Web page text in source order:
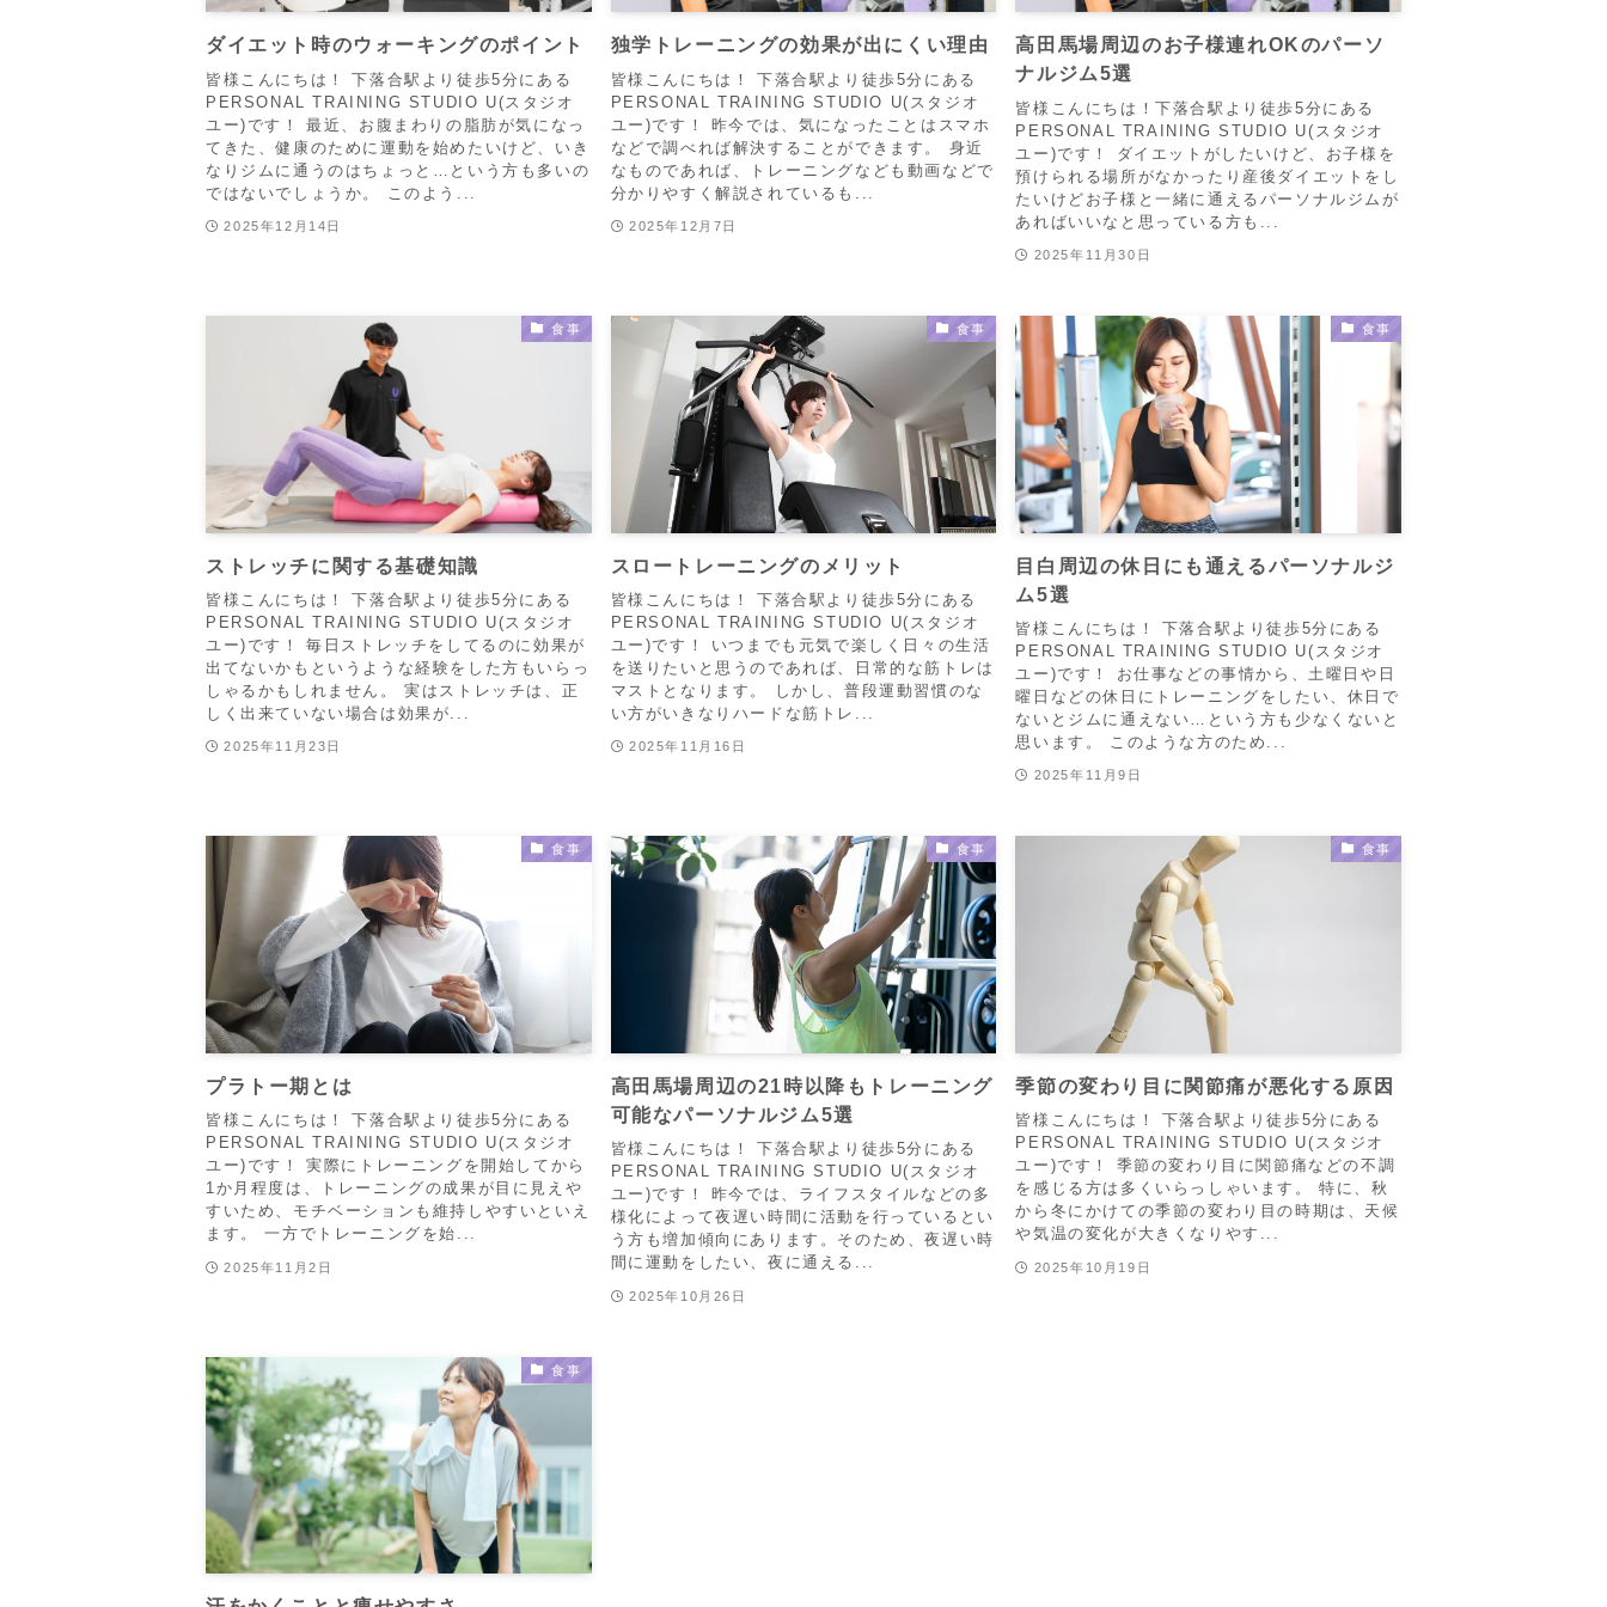
ダイエット時のウォーキングのポイント
皆様こんにちは！ 下落合駅より徒歩5分にある
PERSONAL TRAINING STUDIO U(スタジオ
ユー)です！ 最近、お腹まわりの脂肪が気になっ
てきた、健康のために運動を始めたいけど、いき
なりジムに通うのはちょっと…という方も多いの
ではないでしょうか。 このよう...
2025年12月14日
独学トレーニングの効果が出にくい理由
皆様こんにちは！ 下落合駅より徒歩5分にある
PERSONAL TRAINING STUDIO U(スタジオ
ユー)です！ 昨今では、気になったことはスマホ
などで調べれば解決することができます。 身近
なものであれば、トレーニングなども動画などで
分かりやすく解説されているも...
2025年12月7日
高田馬場周辺のお子様連れOKのパーソ
ナルジム5選
皆様こんにちは！下落合駅より徒歩5分にある
PERSONAL TRAINING STUDIO U(スタジオ
ユー)です！ ダイエットがしたいけど、お子様を
預けられる場所がなかったり産後ダイエットをし
たいけどお子様と一緒に通えるパーソナルジムが
あればいいなと思っている方も...
2025年11月30日
食事
ストレッチに関する基礎知識
皆様こんにちは！ 下落合駅より徒歩5分にある
PERSONAL TRAINING STUDIO U(スタジオ
ユー)です！ 毎日ストレッチをしてるのに効果が
出てないかもというような経験をした方もいらっ
しゃるかもしれません。 実はストレッチは、正
しく出来ていない場合は効果が...
2025年11月23日
食事
スロートレーニングのメリット
皆様こんにちは！ 下落合駅より徒歩5分にある
PERSONAL TRAINING STUDIO U(スタジオ
ユー)です！ いつまでも元気で楽しく日々の生活
を送りたいと思うのであれば、日常的な筋トレは
マストとなります。 しかし、普段運動習慣のな
い方がいきなりハードな筋トレ...
2025年11月16日
食事
目白周辺の休日にも通えるパーソナルジ
ム5選
皆様こんにちは！ 下落合駅より徒歩5分にある
PERSONAL TRAINING STUDIO U(スタジオ
ユー)です！ お仕事などの事情から、土曜日や日
曜日などの休日にトレーニングをしたい、休日で
ないとジムに通えない…という方も少なくないと
思います。 このような方のため...
2025年11月9日
食事
プラトー期とは
皆様こんにちは！ 下落合駅より徒歩5分にある
PERSONAL TRAINING STUDIO U(スタジオ
ユー)です！ 実際にトレーニングを開始してから
1か月程度は、トレーニングの成果が目に見えや
すいため、モチベーションも維持しやすいといえ
ます。 一方でトレーニングを始...
2025年11月2日
食事
高田馬場周辺の21時以降もトレーニング
可能なパーソナルジム5選
皆様こんにちは！ 下落合駅より徒歩5分にある
PERSONAL TRAINING STUDIO U(スタジオ
ユー)です！ 昨今では、ライフスタイルなどの多
様化によって夜遅い時間に活動を行っているとい
う方も増加傾向にあります。そのため、夜遅い時
間に運動をしたい、夜に通える...
2025年10月26日
食事
季節の変わり目に関節痛が悪化する原因
皆様こんにちは！ 下落合駅より徒歩5分にある
PERSONAL TRAINING STUDIO U(スタジオ
ユー)です！ 季節の変わり目に関節痛などの不調
を感じる方は多くいらっしゃいます。 特に、秋
から冬にかけての季節の変わり目の時期は、天候
や気温の変化が大きくなりやす...
2025年10月19日
食事